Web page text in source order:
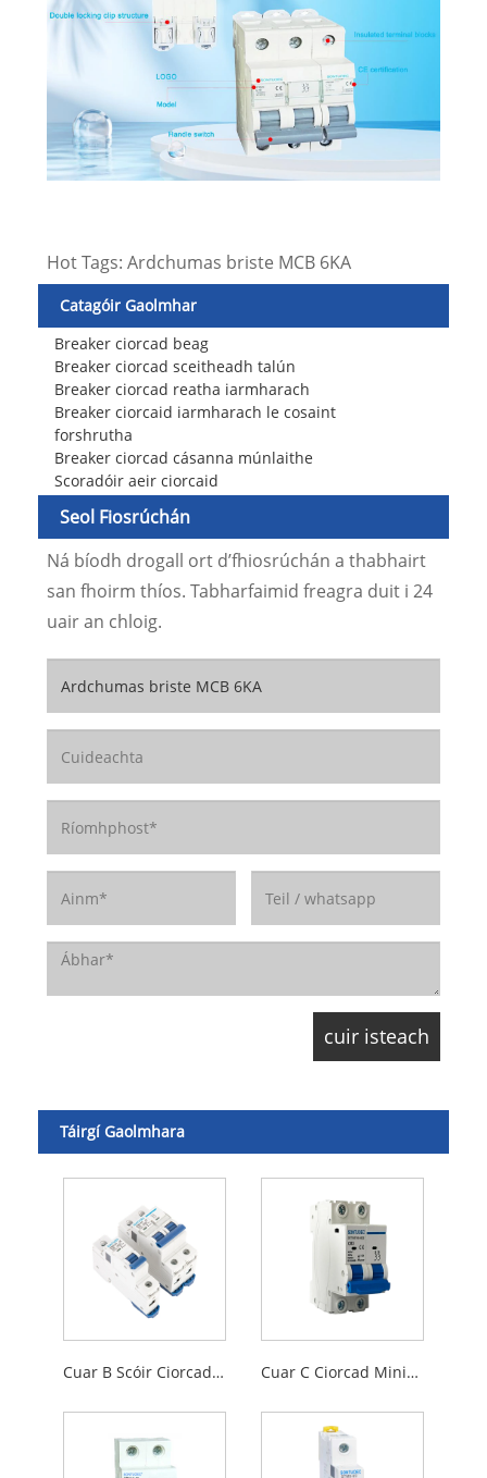
Hot Tags: Ardchumas briste MCB 6KA
Catagóir Gaolmhar
Breaker ciorcad beag
Breaker ciorcad sceitheadh ​​talún
Breaker ciorcad reatha iarmharach
Breaker ciorcaid iarmharach le cosaint
forshrutha
Breaker ciorcad cásanna múnlaithe
Scoradóir aeir ciorcaid
Seol Fiosrúchán
Ná bíodh drogall ort d’fhiosrúchán a thabhairt
san fhoirm thíos. Tabharfaimid freagra duit i 24
uair an chloig.
Táirgí Gaolmhara
Cuar B Scóir Ciorcad Miniature MCB MCB Cuar C Ciorcad Miniature Cuar MCB